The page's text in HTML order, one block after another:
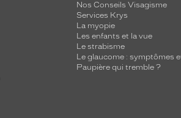
Nos Conseils Visagisme
Services Krys
La myopie
Les enfants et la vue
Le strabisme
Le glaucome : symptômes
Paupière qui tremble ?